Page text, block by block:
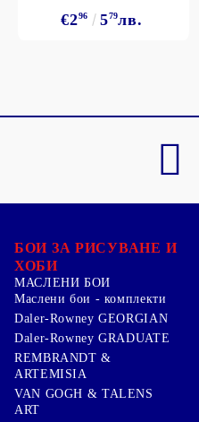
€296 579лв.
БОИ ЗА РИСУВАНЕ И
ХОБИ
МАСЛЕНИ БОИ
Маслени бои - комплекти
Daler-Rowney GEORGIAN
Daler-Rowney GRADUATE
REMBRANDT &
ARTEMISIA
VAN GOGH & TALENS
ART